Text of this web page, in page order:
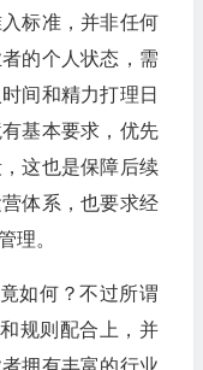
标准，并非任何
的个人状态，需
间和精力打理日
基本要求，优先
这也是保障后续
体系，也要求经
理。
如何？不过所谓
规则配合上，并
拥有丰富的行业